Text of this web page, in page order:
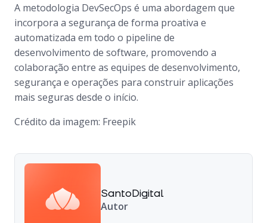
A metodologia DevSecOps é uma abordagem que
incorpora a segurança de forma proativa e
automatizada em todo o pipeline de
desenvolvimento de software, promovendo a
colaboração entre as equipes de desenvolvimento,
segurança e operações para construir aplicações
mais seguras desde o início.
Crédito da imagem: Freepik
SantoDigital
Autor